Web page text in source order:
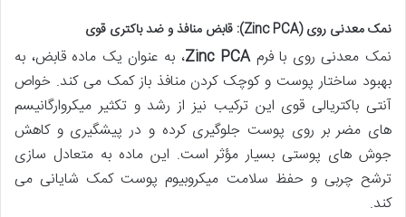
نمک معدنی روی (Zinc PCA): قابض منافذ و ضد باکتری قوی
نمک معدنی روی با فرمZinc PCA، به عنوان یک ماده قابض، به
بهبود ساختار پوست و کوچک کردن منافذ باز کمک می کند. خواص
آنتی باکتریالی قوی این ترکیب نیز از رشد و تکثیر میکروارگانیسم
های مضر بر روی پوست جلوگیری کرده و در پیشگیری و کاهش
جوش های پوستی بسیار مؤثر است. این ماده به متعادل سازی
ترشح چربی و حفظ سلامت میکروبیوم پوست کمک شایانی می
کند.